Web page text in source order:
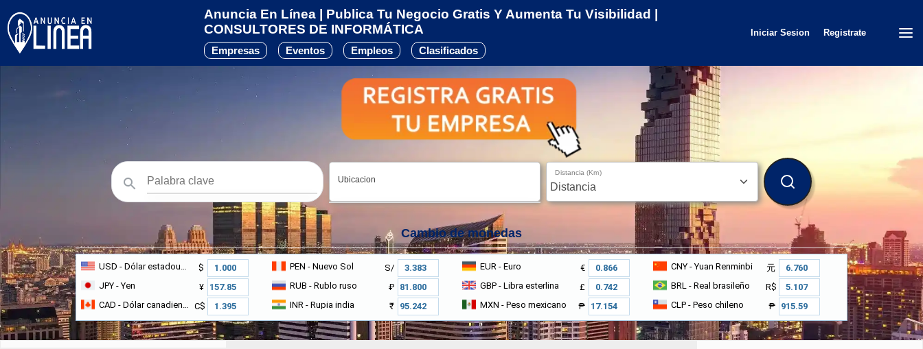
Anuncia En Línea | Publica Tu Negocio Gratis Y Aumenta Tu Visibilidad |
CONSULTORES DE INFORMÁTICA
Empresas Eventos Empleos Clasificados
Iniciar Sesion Registrate
Ubicacion
Distancia (Km)
BUSCAR
Cambio de monedas
USD - Dólar estadounidense $ PEN - Nuevo Sol S/ EUR - Euro € CNY- Yuan Renminbi
元
JPY - Yen ¥ RUB - Rublo ruso ₽ GBP - Libra esterlina £ BRL - Real brasileño
R$
CAD - Dólar canadiense C$ INR - Rupia india ₹ MXN - Peso mexicano ₱ CLP- Peso chileno ₱